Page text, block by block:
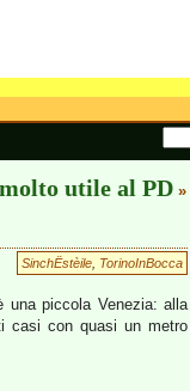
utile al PD »
SinchËstèile TorinoInBocca
una piccola Venezia: alla
casi con quasi un metro